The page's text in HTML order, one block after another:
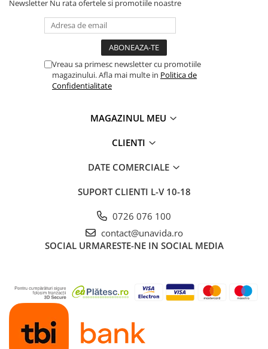
Newsletter Nu rata ofertele si promotiile noastre
Vreau sa primesc newsletter cu promotiile
magazinului. Afla mai multe in Politica de
Confidentialitate
MAGAZINUL MEU
CLIENTI
DATE COMERCIALE
SUPORT CLIENTI L-V 10-18
0726 076 100
contact@unavida.ro
SOCIAL URMARESTE-NE IN SOCIAL MEDIA